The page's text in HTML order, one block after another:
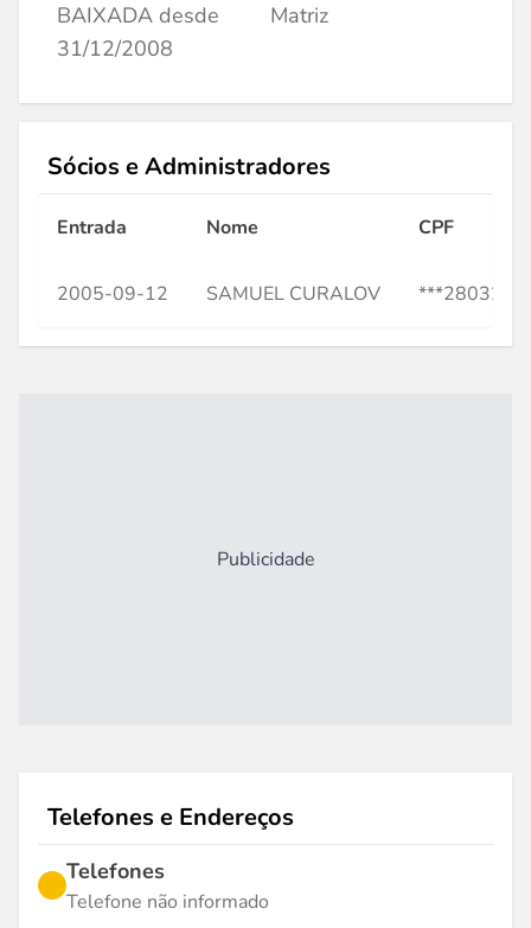
BAIXADA desde
31/12/2008
Matriz
Sócios e Administradores
Entrada Nome CPF
2005-09-12 SAMUEL CURALOV ***280328**
Publicidade
Telefones e Endereços
Telefones
Telefone não informado